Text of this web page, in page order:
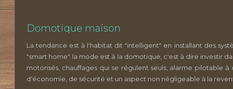
Domotique maison
La tendance est à l'habitat dit "intelligent" en installant des
"smart home" la mode est à la domotique, c'est à dire investir
motorisés, chauffages qui se régulent seuls, alarme pilotable
d'économie, de sécurité et un aspect non négligeable à la